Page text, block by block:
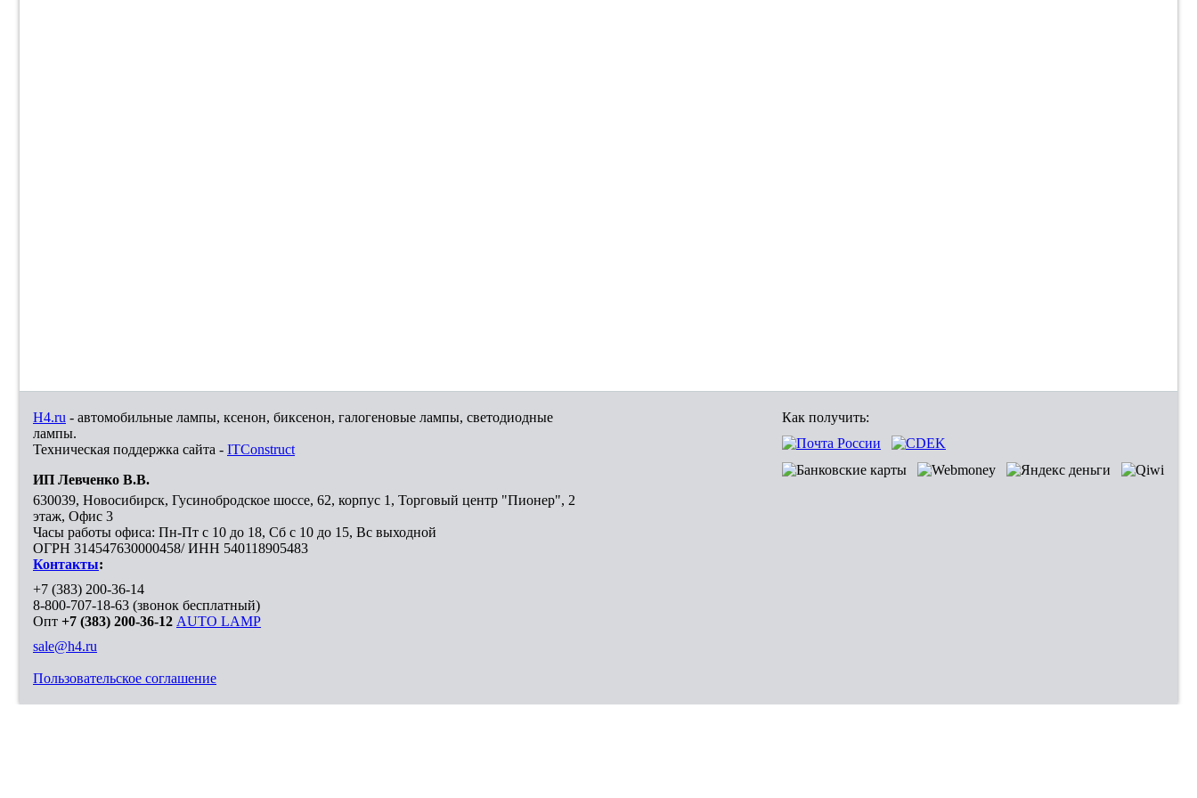
H4.ru - автомобильные лампы, ксенон, биксенон, галогеновые лампы, светодиодные
лампы.
Техническая поддержка сайта - ITConstruct
ИП Левченко В.В.
630039, Новосибирск, Гусинобродское шоссе, 62, корпус 1, Торговый центр "Пионер", 2
этаж, Офис 3
Часы работы офиса: Пн-Пт с 10 до 18, Сб с 10 до 15, Вс выходной
ОГРН 314547630000458/ ИНН 540118905483
Контакты:
+7 (383) 200-36-14
8-800-707-18-63 (звонок бесплатный)
Опт +7 (383) 200-36-12 AUTO LAMP
sale@h4.ru
Пользовательское соглашение
Как получить: